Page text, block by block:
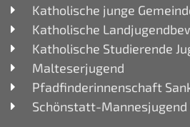
Katholische junge
Katholische
Katholische Studierende
Malteserjugend
Pfadfinderinnenschaft
Schönstatt-Mannesjugend